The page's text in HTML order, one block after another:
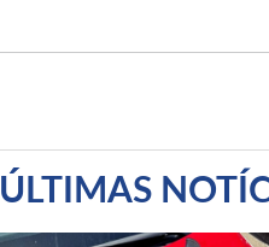
ÚLTIMAS